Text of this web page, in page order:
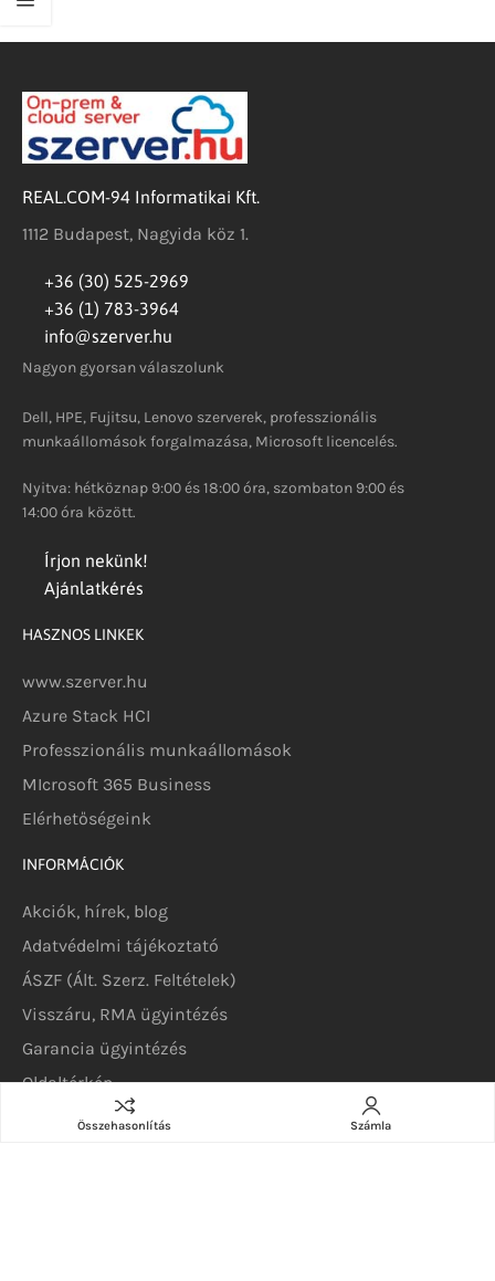
REAL.COM-94 Informatikai Kft.
1112 Budapest, Nagyida köz 1.
+36 (30) 525-2969
+36 (1) 783-3964
info@szerver.hu
Nagyon gyorsan válaszolunk
Dell, HPE, Fujitsu, Lenovo szerverek, professzionális
munkaállomások forgalmazása, Microsoft licencelés.
Nyitva: hétköznap 9:00 és 18:00 óra, szombaton 9:00 és
14:00 óra között.
Írjon nekünk!
Ajánlatkérés
HASZNOS LINKEK
www.szerver.hu
Azure Stack HCI
Professzionális munkaállomások
MIcrosoft 365 Business
Elérhetőségeink
INFORMÁCIÓK
Akciók, hírek, blog
Adatvédelmi tájékoztató
ÁSZF (Ált. Szerz. Feltételek)
Visszáru, RMA ügyintézés
Garancia ügyintézés
Oldaltérkép
KATEGÓRIÁKÖsszehasonlítás Számla